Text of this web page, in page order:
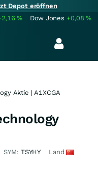
Depot eröffnen
% Dow Jones +0,08%
Aktie | A1XCGA
SYM: TSYHY Land